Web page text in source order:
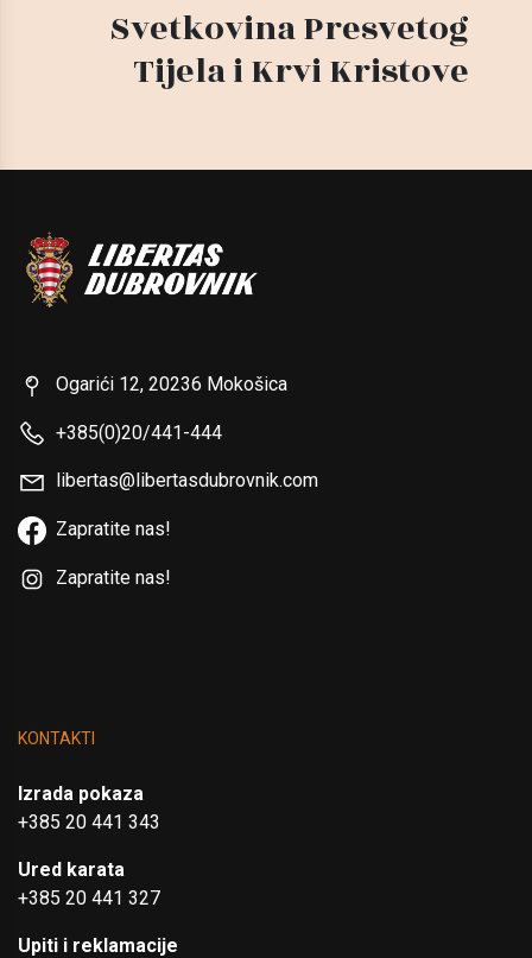
Svetkovina Presvetog
Tijela i Krvi Kristove
Ogarići 12, 20236 Mokošica
+385(0)20/441-444
libertas@libertasdubrovnik.com
Zapratite nas!
Zapratite nas!
KONTAKTI
Izrada pokaza
+385 20 441 343
Ured karata
+385 20 441 327
Upiti i reklamacije